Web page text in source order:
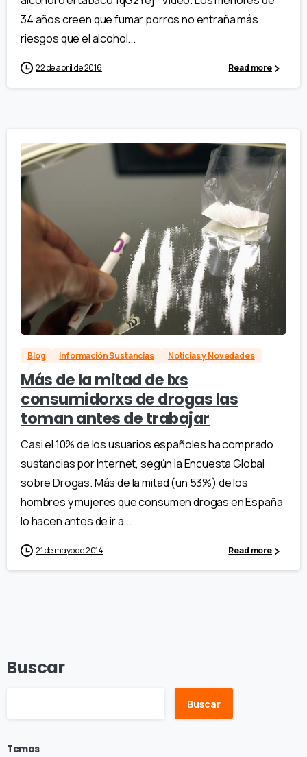
34 años creen que fumar porros no entraña más
riesgos que el alcohol...
22 de abril de 2016 Read more
Blog Información Sustancias Noticias y Novedades
Más de la mitad de lxs
consumidorxs de drogas las
toman antes de trabajar
Casi el 10% de los usuarios españoles ha comprado
sustancias por Internet, según la Encuesta Global
sobre Drogas. Más de la mitad (un 53%) de los
hombres y mujeres que consumen drogas en España
lo hacen antes de ir a...
21 de mayo de 2014 Read more
Buscar
Buscar
Temas